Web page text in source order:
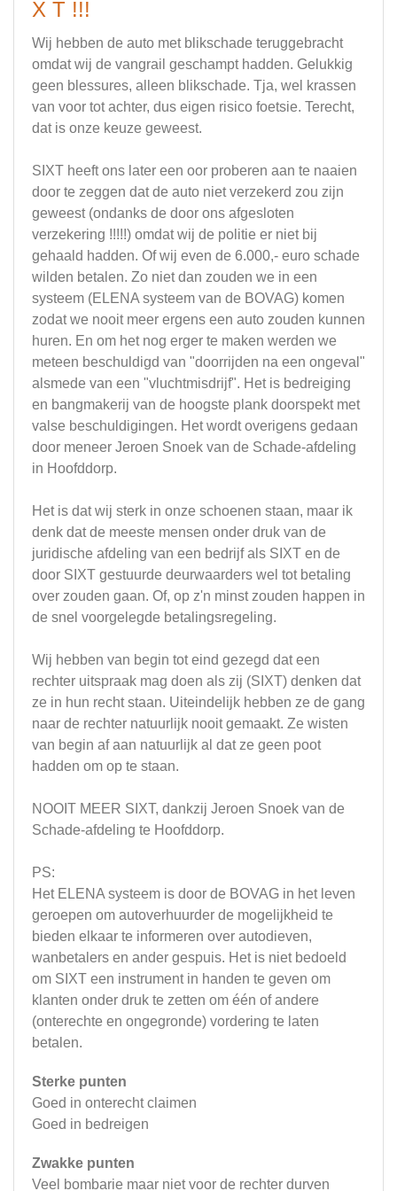
X T !!!
Wij hebben de auto met blikschade teruggebracht
omdat wij de vangrail geschampt hadden. Gelukkig
geen blessures, alleen blikschade. Tja, wel krassen
van voor tot achter, dus eigen risico foetsie. Terecht,
dat is onze keuze geweest.
SIXT heeft ons later een oor proberen aan te naaien
door te zeggen dat de auto niet verzekerd zou zijn
geweest (ondanks de door ons afgesloten
verzekering !!!!!) omdat wij de politie er niet bij
gehaald hadden. Of wij even de 6.000,- euro schade
wilden betalen. Zo niet dan zouden we in een
systeem (ELENA systeem van de BOVAG) komen
zodat we nooit meer ergens een auto zouden kunnen
huren. En om het nog erger te maken werden we
meteen beschuldigd van "doorrijden na een ongeval"
alsmede van een "vluchtmisdrijf". Het is bedreiging
en bangmakerij van de hoogste plank doorspekt met
valse beschuldigingen. Het wordt overigens gedaan
door meneer Jeroen Snoek van de Schade-afdeling
in Hoofddorp.
Het is dat wij sterk in onze schoenen staan, maar ik
denk dat de meeste mensen onder druk van de
juridische afdeling van een bedrijf als SIXT en de
door SIXT gestuurde deurwaarders wel tot betaling
over zouden gaan. Of, op z'n minst zouden happen in
de snel voorgelegde betalingsregeling.
Wij hebben van begin tot eind gezegd dat een
rechter uitspraak mag doen als zij (SIXT) denken dat
ze in hun recht staan. Uiteindelijk hebben ze de gang
naar de rechter natuurlijk nooit gemaakt. Ze wisten
van begin af aan natuurlijk al dat ze geen poot
hadden om op te staan.
NOOIT MEER SIXT, dankzij Jeroen Snoek van de
Schade-afdeling te Hoofddorp.
PS:
Het ELENA systeem is door de BOVAG in het leven
geroepen om autoverhuurder de mogelijkheid te
bieden elkaar te informeren over autodieven,
wanbetalers en ander gespuis. Het is niet bedoeld
om SIXT een instrument in handen te geven om
klanten onder druk te zetten om één of andere
(onterechte en ongegronde) vordering te laten
betalen.
Sterke punten
Goed in onterecht claimen
Goed in bedreigen
Zwakke punten
Veel bombarie maar niet voor de rechter durven